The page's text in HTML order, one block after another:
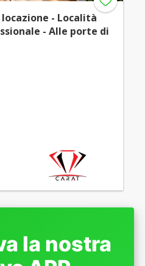
locazione - Località
- Alle porte di
la nostra